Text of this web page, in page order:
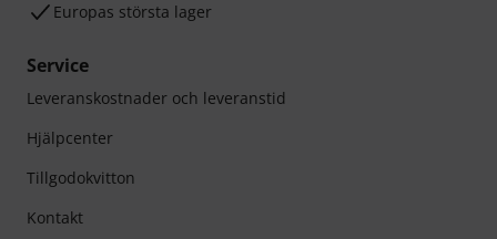
Europas största lager
Service
Leveranskostnader och leveranstid
Hjälpcenter
Tillgodokvitton
Kontakt